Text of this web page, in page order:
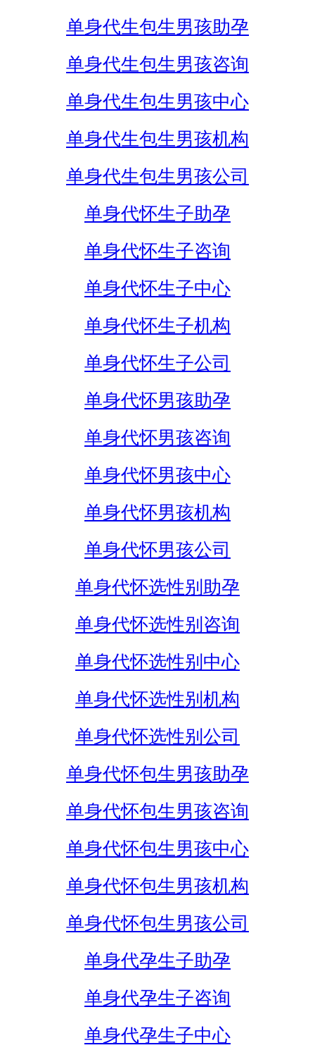
单身代生包生男孩助孕
单身代生包生男孩咨询
单身代生包生男孩中心
单身代生包生男孩机构
单身代生包生男孩公司
单身代怀生子助孕
单身代怀生子咨询
单身代怀生子中心
单身代怀生子机构
单身代怀生子公司
单身代怀男孩助孕
单身代怀男孩咨询
单身代怀男孩中心
单身代怀男孩机构
单身代怀男孩公司
单身代怀选性别助孕
单身代怀选性别咨询
单身代怀选性别中心
单身代怀选性别机构
单身代怀选性别公司
单身代怀包生男孩助孕
单身代怀包生男孩咨询
单身代怀包生男孩中心
单身代怀包生男孩机构
单身代怀包生男孩公司
单身代孕生子助孕
单身代孕生子咨询
单身代孕生子中心